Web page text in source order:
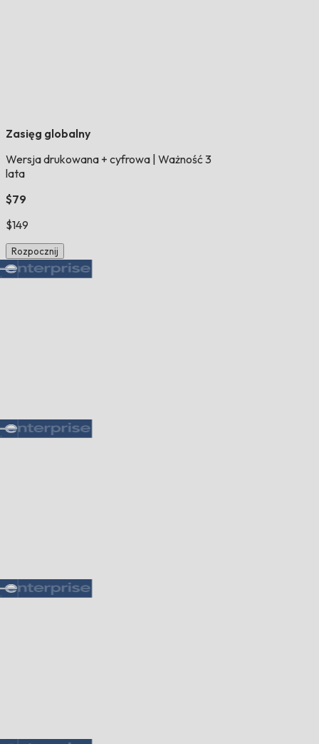
Zasięg globalny
Wersja drukowana + cyfrowa Ważność 3
lata
$79
$149
Rozpocznij